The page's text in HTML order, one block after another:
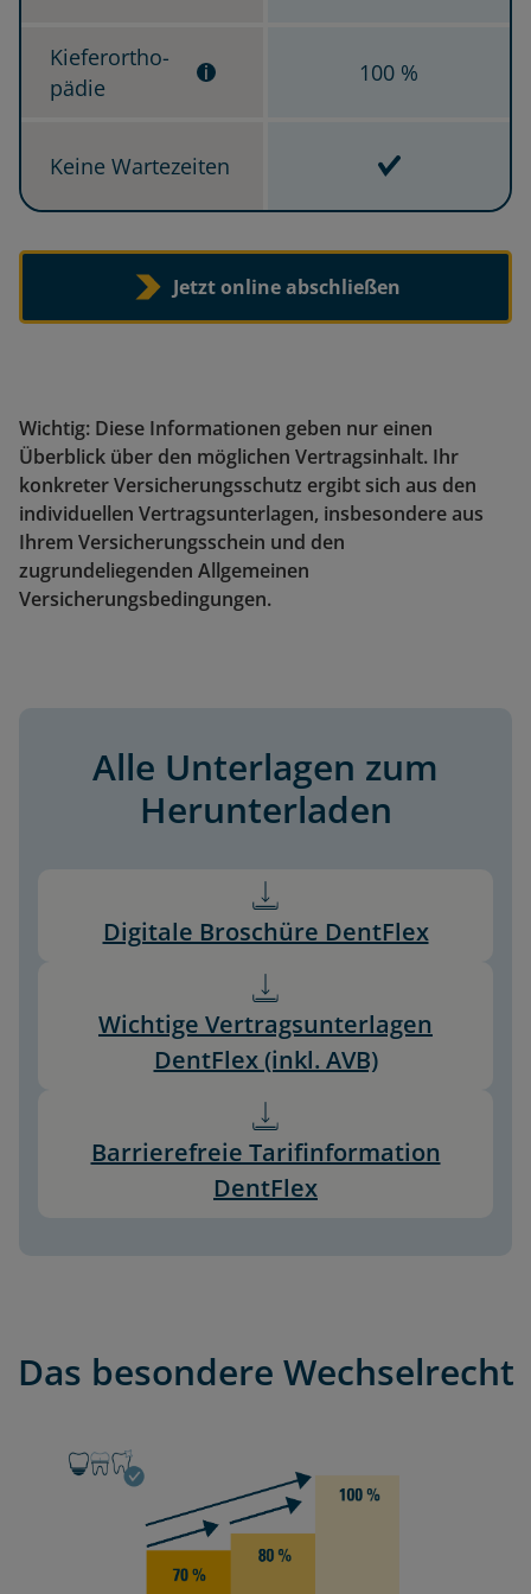
Kie­fer­or­tho­
pä­die
100 %
Kei­ne War­te­zei­ten Inbegriffen
Jetzt online abschließen
Wichtig: Diese Informationen geben nur einen
Überblick über den möglichen Vertragsinhalt. Ihr
konkreter Versicherungsschutz ergibt sich aus den
individuellen Vertragsunterlagen, insbesondere aus
Ihrem Versicherungsschein und den
zugrundeliegenden Allgemeinen
Versicherungsbedingungen.
Alle Unterlagen zum
Herunterladen
Digitale Broschüre DentFlex
Wichtige Vertragsunterlagen
DentFlex (inkl. AVB)
Barrierefreie Tarifinformation
DentFlex
Das besondere Wechselrecht